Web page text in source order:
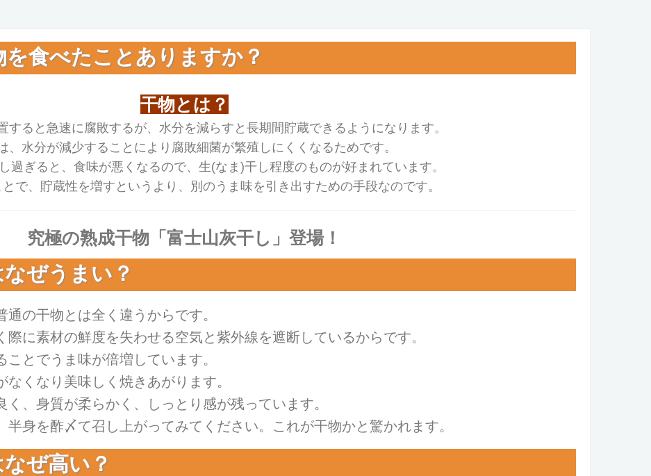
食べたことありますか？
干物とは？
すると急速に腐敗するが、水分を減らすと長期間貯蔵できるようになります。
、水分が減少することにより腐敗細菌が繁殖しにくくなるためです。
過ぎると、食味が悪くなるので、生(なま)干し程度のものが好まれています。
で、貯蔵性を増すというより、別のうま味を引き出すための手段なのです。
究極の熟成干物「富士山灰干し」登場！
なぜうまい？
の干物とは全く違うからです。
に素材の鮮度を失わせる空気と紫外線を遮断しているからです。
とでうま味が倍増しています。
くなり美味しく焼きあがります。
、身質が柔らかく、しっとり感が残っています。
身を酢〆て召し上がってみてください。これが干物かと驚かれます。
なぜ高い？